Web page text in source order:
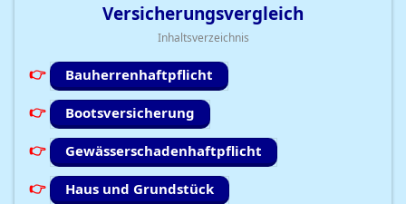
Versicherungsvergleich
Inhaltsverzeichnis
Bauherrenhaftpflicht
Bootsversicherung
Gewässerschadenhaftpflicht
Haus und Grundstück